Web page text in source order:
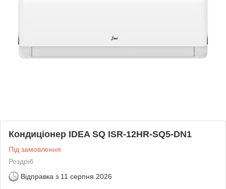
Кондиціонер IDEA SQ ISR-12HR-SQ5-DN1
Під замовлення
Роздріб
Відправка з 11 серпня 2026